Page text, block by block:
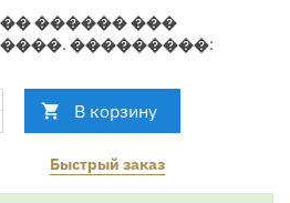
������ ���
���������:
 В корзину
Быстрый заказ